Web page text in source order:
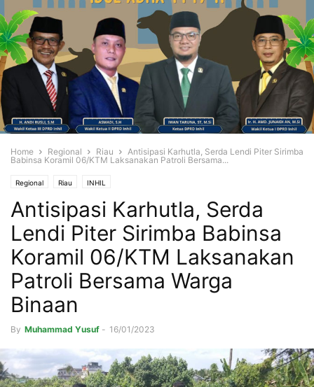
Home Regional Riau
Antisipasi Karhutla, Serda Lendi Piter Sirimba
Babinsa Koramil 06/KTM Laksanakan Patroli Bersama...
Regional Riau INHIL
Antisipasi Karhutla, Serda
Lendi Piter Sirimba Babinsa
Koramil 06/KTM Laksanakan
Patroli Bersama Warga
Binaan
By Muhammad Yusuf - 16/01/2023